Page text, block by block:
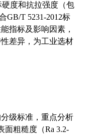
度和抗拉强度（包
GB/T 5231-2012标
指标及影响因素，
差异，为工业选材
级标准，重点分析
面粗糙度（Ra 3.2-